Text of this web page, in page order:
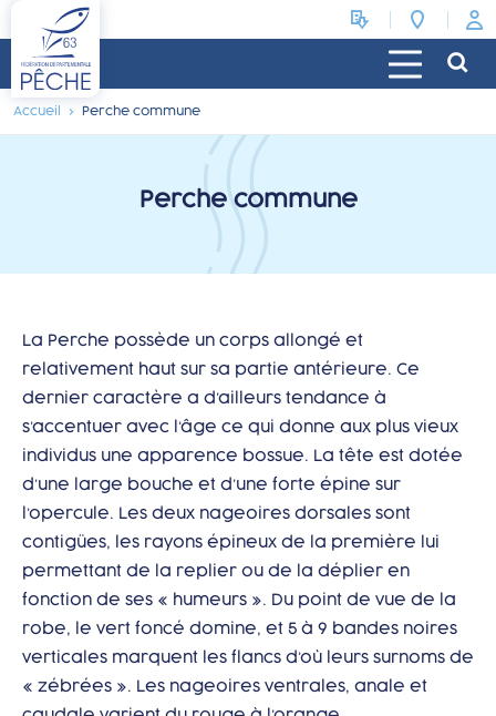
Accueil Perche commune
Perche commune
La Perche possède un corps allongé et
relativement haut sur sa partie antérieure. Ce
dernier caractère a d’ailleurs tendance à
s’accentuer avec l’âge ce qui donne aux plus vieux
individus une apparence bossue. La tête est dotée
d’une large bouche et d’une forte épine sur
l’opercule. Les deux nageoires dorsales sont
contigües, les rayons épineux de la première lui
permettant de la replier ou de la déplier en
fonction de ses « humeurs ». Du point de vue de la
robe, le vert foncé domine, et 5 à 9 bandes noires
verticales marquent les flancs d’où leurs surnoms de
« zébrées ». Les nageoires ventrales, anale et